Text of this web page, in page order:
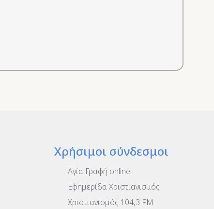
Χρήσιμοι σύνδεσμοι
Αγία Γραφή online
Εφημερίδα Χριστιανισμός
Χριστιανισμός 104,3 FM